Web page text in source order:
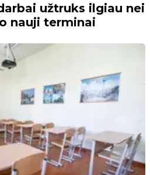
užtruks ilgiau nei
nauji terminai